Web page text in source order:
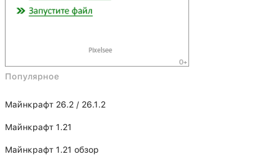
Популярное
Майнкрафт 26.2 / 26.1.2
Майнкрафт 1.21
Майнкрафт 1.21 обзор